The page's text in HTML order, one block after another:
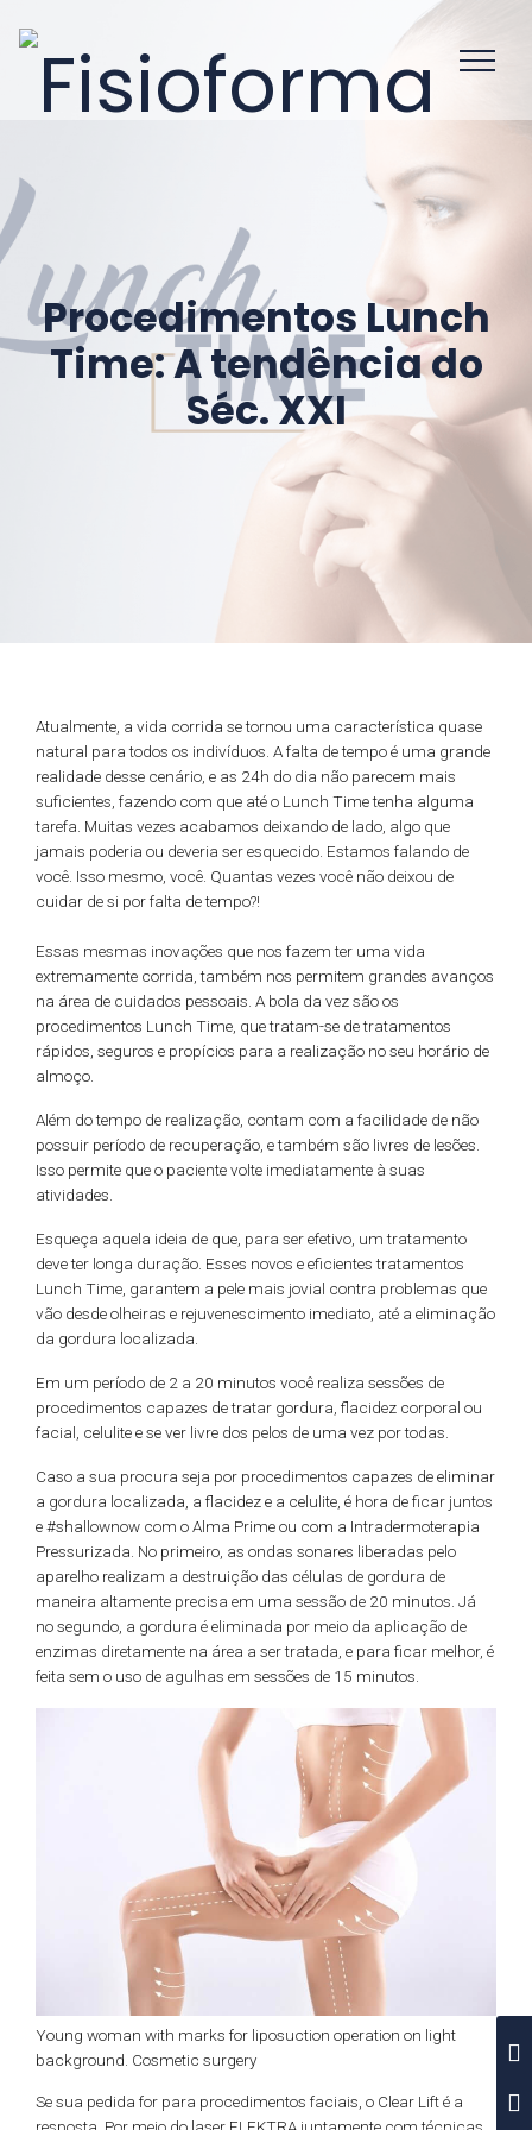
Procedimentos Lunch
Time: A tendência do
Séc. XXI
Atualmente, a vida corrida se tornou uma característica quase
natural para todos os indivíduos. A falta de tempo é uma grande
realidade desse cenário, e as 24h do dia não parecem mais
suficientes, fazendo com que até o Lunch Time tenha alguma
tarefa. Muitas vezes acabamos deixando de lado, algo que
jamais poderia ou deveria ser esquecido. Estamos falando de
você. Isso mesmo, você. Quantas vezes você não deixou de
cuidar de si por falta de tempo?!
Essas mesmas inovações que nos fazem ter uma vida
extremamente corrida, também nos permitem grandes avanços
na área de cuidados pessoais. A bola da vez são os
procedimentos Lunch Time, que tratam-se de tratamentos
rápidos, seguros e propícios para a realização no seu horário de
almoço.
Além do tempo de realização, contam com a facilidade de não
possuir período de recuperação, e também são livres de lesões.
Isso permite que o paciente volte imediatamente à suas
atividades.
Esqueça aquela ideia de que, para ser efetivo, um tratamento
deve ter longa duração. Esses novos e eficientes tratamentos
Lunch Time, garantem a pele mais jovial contra problemas que
vão desde olheiras e rejuvenescimento imediato, até a eliminação
da gordura localizada.
Em um período de 2 a 20 minutos você realiza sessões de
procedimentos capazes de tratar gordura, flacidez corporal ou
facial, celulite e se ver livre dos pelos de uma vez por todas.
Caso a sua procura seja por procedimentos capazes de eliminar
a gordura localizada, a flacidez e a celulite, é hora de ficar juntos
e #shallownow com o Alma Prime ou com a Intradermoterapia
Pressurizada. No primeiro, as ondas sonares liberadas pelo
aparelho realizam a destruição das células de gordura de
maneira altamente precisa em uma sessão de 20 minutos. Já
no segundo, a gordura é eliminada por meio da aplicação de
enzimas diretamente na área a ser tratada, e para ficar melhor, é
feita sem o uso de agulhas em sessões de 15 minutos.
Young woman with marks for liposuction operation on light
background. Cosmetic surgery
Se sua pedida for para procedimentos faciais, o Clear Lift é a